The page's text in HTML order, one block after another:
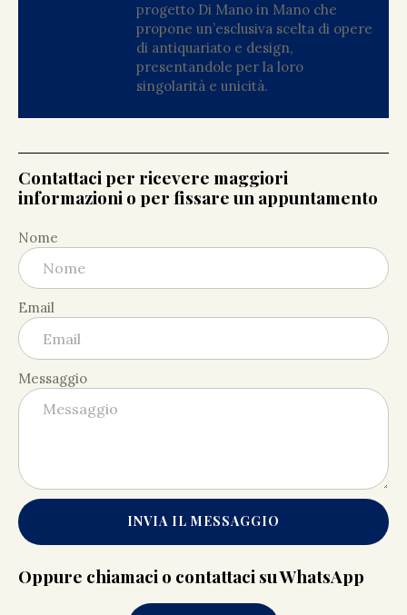
progetto Di Mano in Mano che
propone un’esclusiva scelta di opere
di antiquariato e design,
presentandole per la loro
singolarità e unicità.
Contattaci per ricevere maggiori
informazioni o per fissare un appuntamento
Nome
Email
Messaggio
INVIA IL MESSAGGIO
Oppure chiamaci o contattaci su WhatsApp